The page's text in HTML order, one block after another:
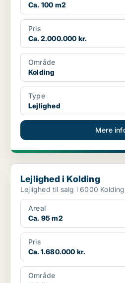
Ca. 100 m2
Pris
Ca. 2.000.000 kr.
Område
Kolding
Type
Lejlighed
Mere
Lejlighed i Kolding
Lejlighed i Kolding
Areal
Ca. 95 m2
Pris
Ca. 1.680.000 kr.
Område